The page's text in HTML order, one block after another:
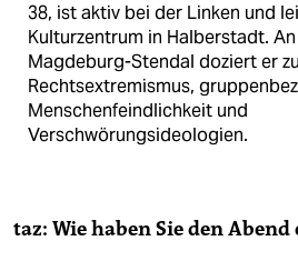
38, ist aktiv bei der Linken und
Kulturzentrum in Halberstadt.
Magdeburg-Stendal doziert er
Rechtsextremismus,
Menschenfeindlichkeit und
Verschwörungsideologien.
taz: Wie haben Sie den Abend